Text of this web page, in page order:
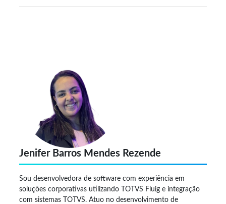
Jenifer Barros Mendes Rezende
Sou desenvolvedora de software com experiência em
soluções corporativas utilizando TOTVS Fluig e integração
com sistemas TOTVS. Atuo no desenvolvimento de